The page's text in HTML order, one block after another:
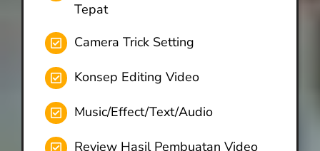
Tepat
Camera Trick Setting
Konsep Editing Video
Music/Effect/Text/Audio
Review Hasil Pembuatan Video